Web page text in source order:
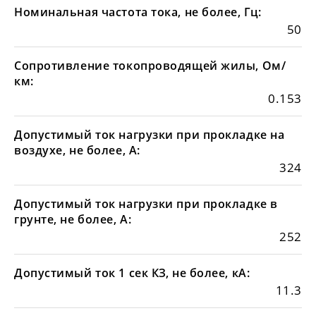
Номинальная частота тока, не более, Гц:
50
Сопротивление токопроводящей жилы, Ом/
км:
0.153
Допустимый ток нагрузки при прокладке на
воздухе, не более, А:
324
Допустимый ток нагрузки при прокладке в
грунте, не более, А:
252
Допустимый ток 1 сек КЗ, не более, кА:
11.3